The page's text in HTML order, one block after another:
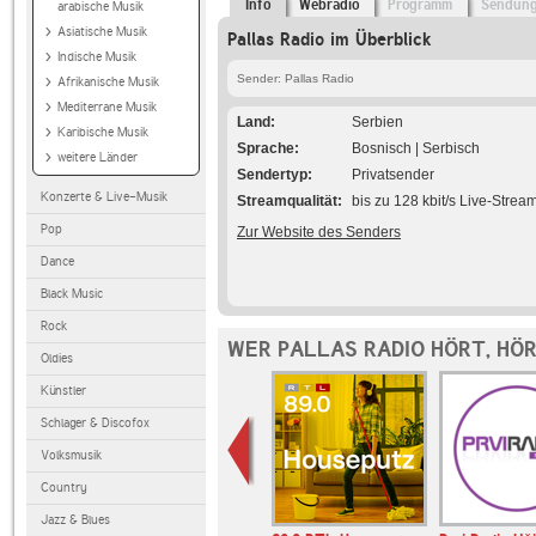
arabische Musik
Asiatische Musik
Indische Musik
Afrikanische Musik
Mediterrane Musik
Karibische Musik
weitere Länder
Konzerte & Live-Musik
Pop
Dance
Black Music
Rock
Oldies
Künstler
Schlager & Discofox
Volksmusik
Country
Jazz & Blues
Info Webradio Programm
Pallas Radio im Überblick
Sender: Pallas Radio
Land
Serbien
Sprache
Bosnisch | Serbisch
Sendertyp
Privatsender
Streamqualität
bis zu 128 kbit/s Live-
Zur Website des Senders
WER PALLAS RADIO HÖRT,